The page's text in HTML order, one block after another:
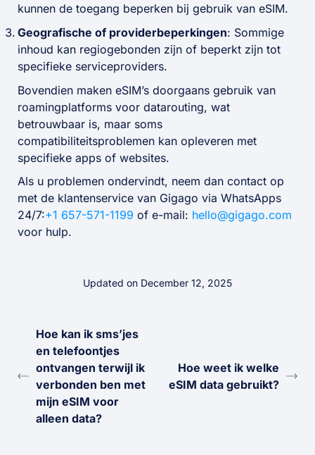
kunnen de toegang beperken bij gebruik van eSIM.
Geografische of providerbeperkingen: Sommige
inhoud kan regiogebonden zijn of beperkt zijn tot
specifieke serviceproviders.
Bovendien maken eSIM’s doorgaans gebruik van
roamingplatforms voor datarouting, wat
betrouwbaar is, maar soms
compatibiliteitsproblemen kan opleveren met
specifieke apps of websites.
Als u problemen ondervindt, neem dan contact op
met de klantenservice van Gigago via WhatsApps
24/7:+1 657-571-1199 of e-mail: hello@gigago.com
voor hulp.
Updated on December 12, 2025
Hoe kan ik sms’jes
en telefoontjes
ontvangen terwijl ik
verbonden ben met
mijn eSIM voor
alleen data?
Hoe weet ik welke
eSIM data gebruikt?